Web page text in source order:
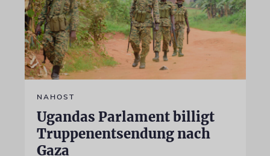
NAHOST
Ugandas Parlament billigt
Truppenentsendung nach
Gaza